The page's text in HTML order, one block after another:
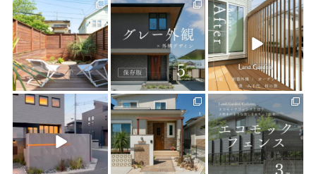
land_garden
27 0
land_garden
24 0
land_garden
25 0
land_garden
0
land_garden
27 0
land_garden
16 0